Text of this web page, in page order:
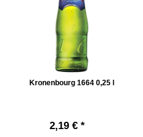
Kronenbourg 1664 0,25 l
2,19 € *